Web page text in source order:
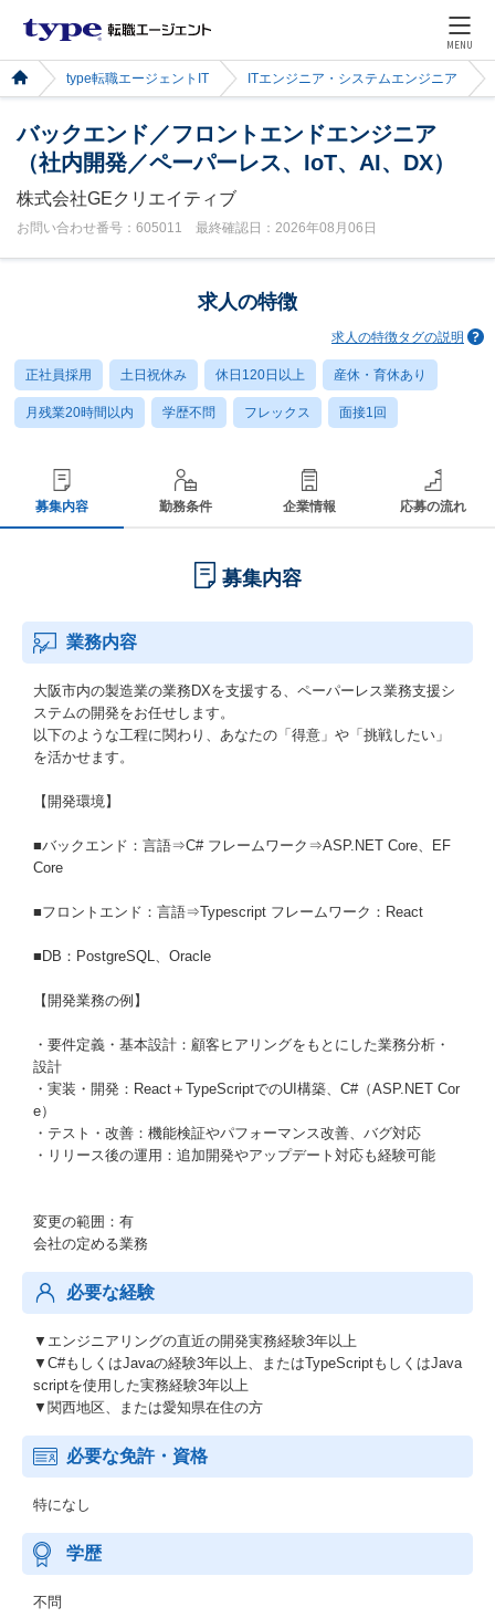
MENU
type転職エージェントIT ITエンジニア・システムエンジニア
バックエンド／フロントエンドエンジニア
（社内開発／ペーパーレス、IoT、AI、DX）
株式会社GEクリエイティブ
お問い合わせ番号：605011 最終確認日：2026年08月06日
求人の特徴
求人の特徴タグの説明
正社員採用 土日祝休み 休日120日以上 産休・育休あり
月残業20時間以内 学歴不問 フレックス 面接1回
募集内容 勤務条件 企業情報 応募の流れ
募集内容
業務内容
大阪市内の製造業の業務DXを支援する、ペーパーレス業務支援シ
ステムの開発をお任せします。
以下のような工程に関わり、あなたの「得意」や「挑戦したい」
を活かせます。
【開発環境】
■バックエンド：言語⇒C# フレームワーク⇒ASP.NET Core、EF
Core
■フロントエンド：言語⇒Typescript フレームワーク：React
■DB：PostgreSQL、Oracle
【開発業務の例】
・要件定義・基本設計：顧客ヒアリングをもとにした業務分析・
設計
・実装・開発：React＋TypeScriptでのUI構築、C#（ASP.NET Cor
e）
・テスト・改善：機能検証やパフォーマンス改善、バグ対応
・リリース後の運用：追加開発やアップデート対応も経験可能
変更の範囲：有
会社の定める業務
必要な経験
▼エンジニアリングの直近の開発実務経験3年以上
▼C#もしくはJavaの経験3年以上、またはTypeScriptもしくはJava
scriptを使用した実務経験3年以上
▼関西地区、または愛知県在住の方
必要な免許・資格
特になし
学歴
不問